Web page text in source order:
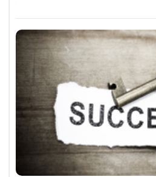
بگیرند، امکان دسترسی آنها به
دیجیتال به ویژه تلفن همراه